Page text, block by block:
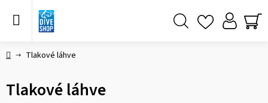
DomůTlakové láhve
Tlakové láhve